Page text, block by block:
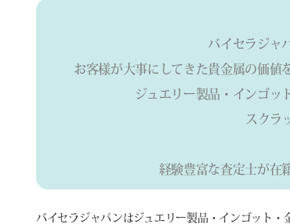
バイセラジャ
お客様が大事にしてきた貴金属の価値
ジュエリー製品・インゴッ
スクラ
経験豊富な査定士が在
バイセラジャパンはジュエリー製品・インゴット